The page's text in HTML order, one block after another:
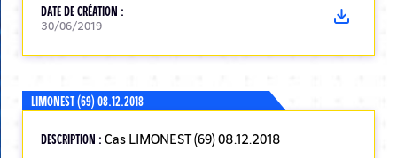
DATE DE CRÉATION :
30/06/2019
LIMONEST (69) 08.12.2018
DESCRIPTION : Cas LIMONEST (69) 08.12.2018